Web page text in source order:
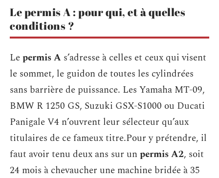
Le permis A : pour qui, et à quelles
conditions ?
Lepermis A s’adresse à celles et ceux qui visent
le sommet, le guidon de toutes les cylindrées
sans barrière de puissance. Les Yamaha MT-09,
BMW R 1250 GS, Suzuki GSX-S1000 ou Ducati
Panigale V4 n’ouvrent leur sélecteur qu’aux
titulaires de ce fameux titre.Pour y prétendre, il
faut avoir tenu deux ans sur unpermis A2, soit
24 mois à chevaucher une machine bridée à 35